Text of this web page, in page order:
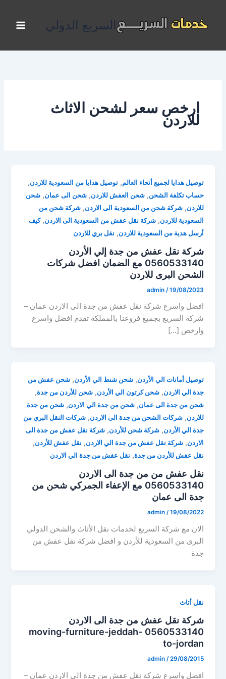
المحتوى
السريع الدولي
ارخص سعر لشحن الاثاث
للاردن
توصيل هدايا لجميع أنحاء العالم,توصيل هدايا من السعودية للاردن,
حساب تكلفة الشحن,شحن العفش للاردن,شحن الى عمان,شحن
للاردن,شركة شحن من السعودية الى الاردن,شركة شحن من
السعودية للاردن,شركة نقل عفش من السعودية الى الاردن,كيف
أرسل هدية من السعودية للاردن, نقل بري للاردن
شركة نقل عفش من جدة إلي الأردن
0560533140 مع الضمان افضل شركات
الشحن البرى للاردن
admin /19/08/2023
افضل واسرع شركة نقل عفش من جدة الى الاردن عمان –
شركة السريع بجميع فروعنا بالمملكة تقدم افضل واسرع
وارخص […]
توصيل أمانات الي الأردن,شحن شنط الي الأردن,شحن عفش من
جدة الي الاردن,شحن كرتون الي الأردن,شحن للأردن من جدة,
شحن من جدة الى عمان,شحن من جدة الي الاردن,شحن من جدة
للاردن,شركات الشحن من جدة الى الاردن,شركات النقل البري من
جدة الي الأردن,شركة شحن للأردن,شركة نقل عفش من جدة الى
الاردن,شركة نقل عفش من جدة الي الاردن, نقل عفش للأردن,
نقل عفش للأردن من جدة, نقل عفش من جدة الي الاردن
نقل عفش من من جدة الى الاردن
0560533140 مع الإعفاء الجمركي شحن من
جدة الى عمان
admin /19/08/2022
الان مع شركة السريع لخدمات نقل الأثاث والشحن الدولي
البرى من السعودية للأردن و افضل شركة نقل عفش من
جدة
نقل أثاث
شركة نقل عفش من جدة الى الاردن
0560533140 moving-furniture-jeddah-
to-jordan
admin /29/08/2015
افضل واسرع شركة نقل عفش من جدة الى الاردن عمان –